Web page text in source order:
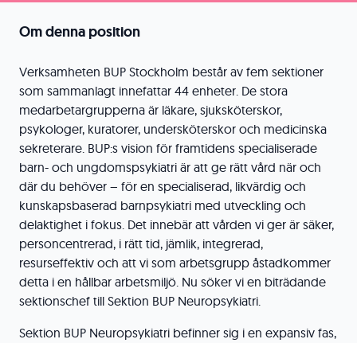
Om denna position
Verksamheten BUP Stockholm består av fem sektioner
som sammanlagt innefattar 44 enheter. De stora
medarbetargrupperna är läkare, sjuksköterskor,
psykologer, kuratorer, undersköterskor och medicinska
sekreterare. BUP:s vision för framtidens specialiserade
barn- och ungdomspsykiatri är att ge rätt vård när och
där du behöver – för en specialiserad, likvärdig och
kunskapsbaserad barnpsykiatri med utveckling och
delaktighet i fokus. Det innebär att vården vi ger är säker,
personcentrerad, i rätt tid, jämlik, integrerad,
resurseffektiv och att vi som arbetsgrupp åstadkommer
detta i en hållbar arbetsmiljö. Nu söker vi en biträdande
sektionschef till Sektion BUP Neuropsykiatri.
Sektion BUP Neuropsykiatri befinner sig i en expansiv fas,